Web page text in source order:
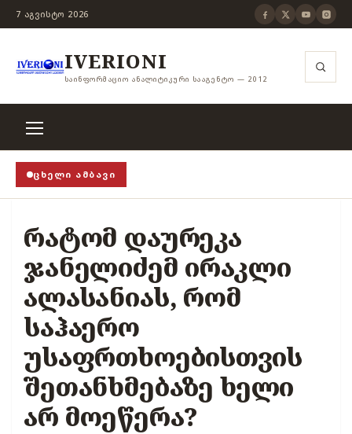
7 ᲐᲒᲕᲘᲡᲢᲝ 2026
IVERIONI
ᲡᲐᲘᲜᲤᲝᲠᲛᲐᲪᲘᲝ ᲐᲜᲐᲚᲘᲢᲘᲙᲣᲠᲘ ᲡᲐᲐᲒᲔᲜᲢᲝ — 2012
ᲪᲮᲔᲚᲘ ᲐᲛᲑᲐᲕᲘ
თვითცენზურის ჭანჭიკი მოშლილია, ცენზურა უნდა
რატომ დაურეკა
ჯანელიძემ ირაკლი
ალასანიას, რომ
საჰაერო
უსაფრთხოებისთვის
შეთანხმებაზე ხელი
არ მოეწერა?